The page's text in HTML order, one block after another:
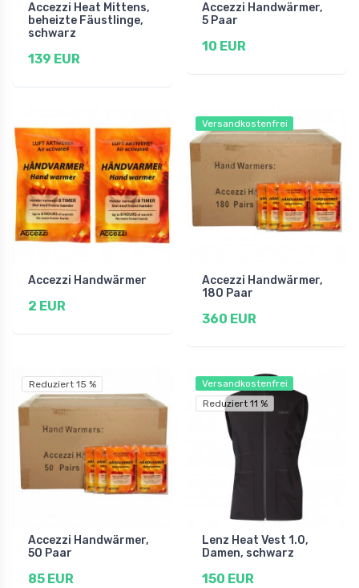
Accezzi Heat Mittens,
beheizte Fäustlinge,
schwarz
139 EUR
Accezzi Handwärmer,
5 Paar
10 EUR
Accezzi Handwärmer
2 EUR
Versandkostenfrei
Accezzi Handwärmer,
180 Paar
360 EUR
Reduziert 15 %
Accezzi Handwärmer,
50 Paar
85 EUR
Versandkostenfrei
Reduziert 11 %
Lenz Heat Vest 1.0,
Damen, schwarz
150 EUR